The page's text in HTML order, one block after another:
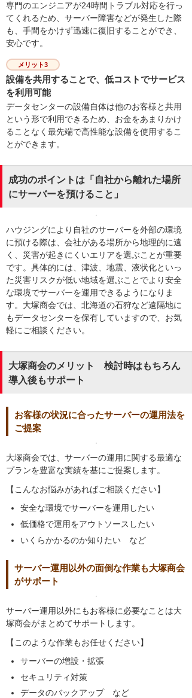
専門のエンジニアが24時間トラブル対応を行っ
てくれるため、サーバー障害などが発生した際
も、手間をかけず迅速に復旧することができ、
安心です。
メリット3
設備を共用することで、低コストでサービス
を利用可能
データセンターの設備自体は他のお客様と共用
という形で利用できるため、お金をあまりかけ
ることなく最先端で高性能な設備を使用するこ
とができます。
成功のポイントは「自社から離れた場所
にサーバーを預けること」
ハウジングにより自社のサーバーを外部の環境
に預ける際は、会社がある場所から地理的に遠
く、災害が起きにくいエリアを選ぶことが重要
です。具体的には、津波、地震、液状化といっ
た災害リスクが低い地域を選ぶことでより安全
な環境でサーバーを運用できるようになりま
す。大塚商会では、北海道の石狩など遠隔地に
もデータセンターを保有していますので、お気
軽にご相談ください。
大塚商会のメリット 検討時はもちろん
導入後もサポート
お客様の状況に合ったサーバーの運用法を
ご提案
大塚商会では、サーバーの運用に関する最適な
プランを豊富な実績を基にご提案します。
【こんなお悩みがあればご相談ください】
安全な環境でサーバーを運用したい
低価格で運用をアウトソースしたい
いくらかかるのか知りたい など
サーバー運用以外の面倒な作業も大塚商会
がサポート
サーバー運用以外にもお客様に必要なことは大
塚商会がまとめてサポートします。
【このような作業もお任せください】
サーバーの増設・拡張
セキュリティ対策
データのバックアップ など